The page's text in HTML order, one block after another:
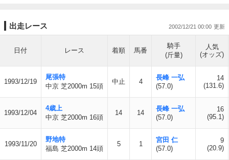
出走レース 2002/12/21 00:00
日付 レース 着順 馬番
騎手
(斤量)
人気
(オッズ)
1993/12/19
尾張特
中京 芝2000m 15頭
中止 4
長峰 一弘
(57.0)
14
(131.6)
1993/12/04
4歳上
中京 芝2000m 16頭
14 14
長峰 一弘
(57.0)
16
(95.1)
1993/11/20
野地特
福島 芝2000m 14頭
5 1
宮田 仁
(57.0)
9
(20.9)